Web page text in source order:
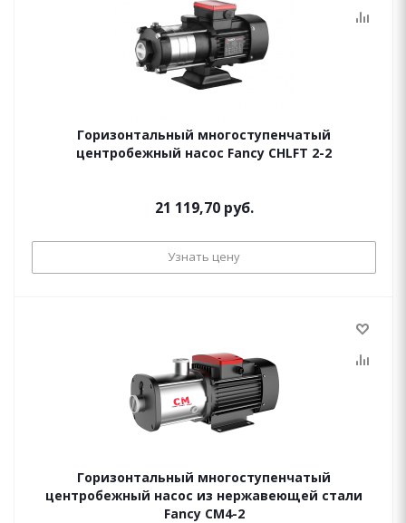
Горизонтальный многоступенчатый
центробежный насос Fancy CHLFT 2-2
21 119,70 руб.
Узнать цену
Горизонтальный многоступенчатый
центробежный насос из нержавеющей стали
Fancy CM4-2